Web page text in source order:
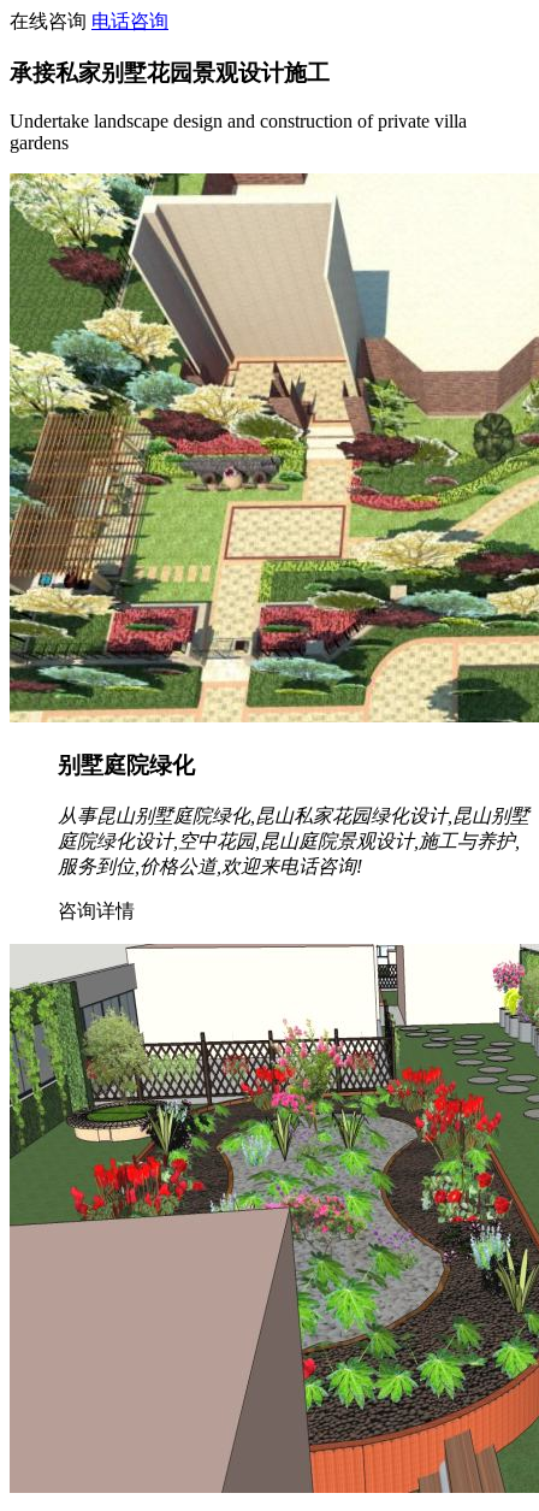
在线咨询 电话咨询
承接私家别墅花园景观设计施工
Undertake landscape design and construction of private villa
gardens
别墅庭院绿化
从事昆山别墅庭院绿化,昆山私家花园绿化设计,昆山别墅
庭院绿化设计,空中花园,昆山庭院景观设计,施工与养护,
服务到位,价格公道,欢迎来电话咨询!
咨询详情